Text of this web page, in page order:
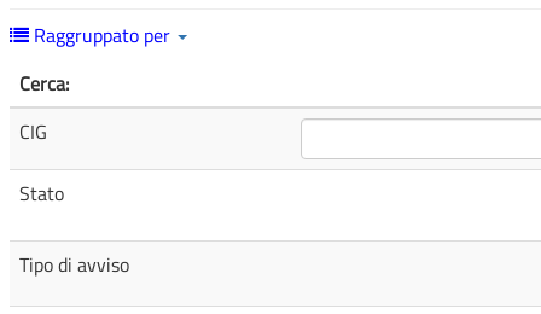
Raggruppato per
Cerca:
CIG
Stato
Tipo di avviso